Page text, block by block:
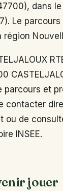
dans
Le
région
parcours et
contacter
ou de
INSEE.
jouer